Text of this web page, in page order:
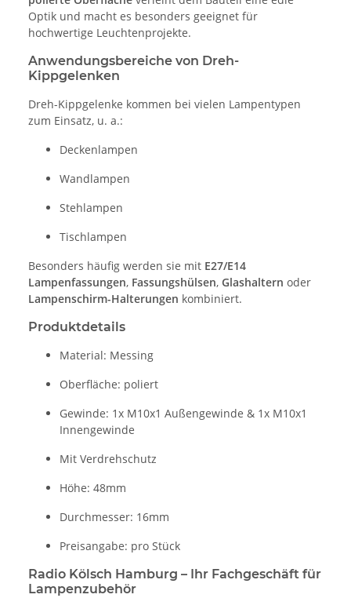
Optik und macht es besonders geeignet für
hochwertige Leuchtenprojekte.
Anwendungsbereiche von Dreh-
Kippgelenken
Dreh-Kippgelenke kommen bei vielen Lampentypen
zum Einsatz, u. a.:
Deckenlampen
Wandlampen
Stehlampen
Tischlampen
Besonders häufig werden sie mit E27/E14
Lampenfassungen, Fassungshülsen, Glashaltern oder
Lampenschirm-Halterungen kombiniert.
Produktdetails
Material: Messing
Oberfläche: poliert
Gewinde: 1x M10x1 Außengewinde & 1x M10x1
Innengewinde
Mit Verdrehschutz
Höhe: 48mm
Durchmesser: 16mm
Preisangabe: pro Stück
Radio Kölsch Hamburg – Ihr Fachgeschäft für
Lampenzubehör